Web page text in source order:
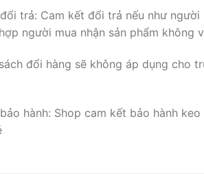
trả: Cam kết đổi trả nếu như
người mua nhận sản phẩm
đổi hàng sẽ không áp dụng cho
hành: Shop cam kết bảo hành